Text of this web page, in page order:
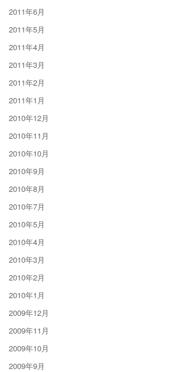
2011年6月
2011年5月
2011年4月
2011年3月
2011年2月
2011年1月
2010年12月
2010年11月
2010年10月
2010年9月
2010年8月
2010年7月
2010年5月
2010年4月
2010年3月
2010年2月
2010年1月
2009年12月
2009年11月
2009年10月
2009年9月